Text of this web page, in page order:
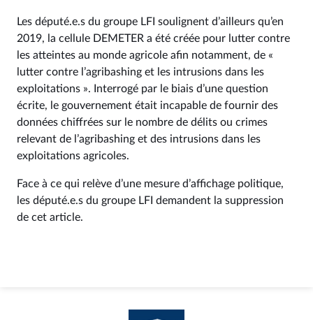
Les député.e.s du groupe LFI soulignent d’ailleurs qu’en
2019, la cellule DEMETER a été créée pour lutter contre
les atteintes au monde agricole afin notamment, de «
lutter contre l’agribashing et les intrusions dans les
exploitations ». Interrogé par le biais d’une question
écrite, le gouvernement était incapable de fournir des
données chiffrées sur le nombre de délits ou crimes
relevant de l’agribashing et des intrusions dans les
exploitations agricoles.
Face à ce qui relève d’une mesure d’affichage politique,
les député.e.s du groupe LFI demandent la suppression
de cet article.